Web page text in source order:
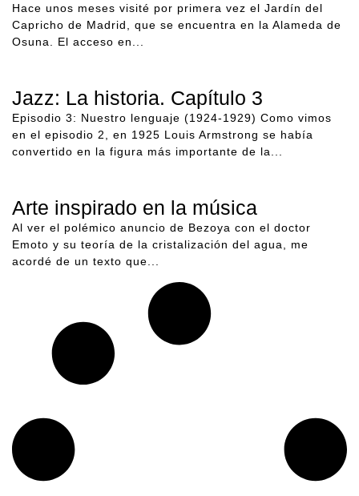
Hace unos meses visité por primera vez el Jardín del
Capricho de Madrid, que se encuentra en la Alameda de
Osuna. El acceso en...
Jazz: La historia. Capítulo 3
Episodio 3: Nuestro lenguaje (1924-1929) Como vimos
en el episodio 2, en 1925 Louis Armstrong se había
convertido en la figura más importante de la...
Arte inspirado en la música
Al ver el polémico anuncio de Bezoya con el doctor
Emoto y su teoría de la cristalización del agua, me
acordé de un texto que...